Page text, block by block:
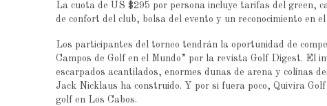
La cuota de US $295 por persona incluye tarifas del green,
de confort del club, bolsa del evento y un reconocimiento en
Los participantes del torneo tendrán la oportunidad de
Campos de Golf en el Mundo” por la revista Golf Digest. El
escarpados acantilados, enormes dunas de arena y colinas
Jack Nicklaus ha construido. Y por si fuera poco, Quivira
golf en Los Cabos.